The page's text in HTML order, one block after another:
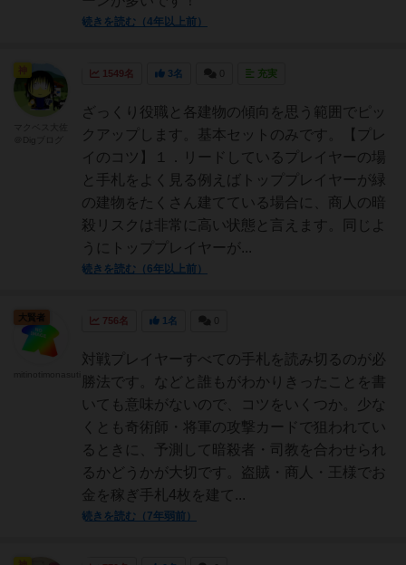
続きを読む（4年以上前）
1549名 3名 充実
ざっくり役職と各建物の傾向を思う範囲でピッ
クアップします。基本セットのみです。【プレ
イのコツ】１．リードしているプレイヤーの場
と手札をよく見る例えばトッププレイヤーが緑
の建物をたくさん建てている場合に、商人の暗
殺リスクは非常に高い状態と言えます。同じよ
うにトッププレイヤーが...
続きを読む（6年以上前）
神
756名 1名
対戦プレイヤーすべての手札を読み切るのが必
勝法です。などと誰もがわかりきったことを書
いても意味がないので、コツをいくつか。少な
くとも奇術師・将軍の攻撃カードで狙われてい
るときに、予測して暗殺者・司教を合わせられ
るかどうかが大切です。盗賊・商人・王様でお
金を稼ぎ手札4枚を建て...
続きを読む（7年弱前）
大賢者